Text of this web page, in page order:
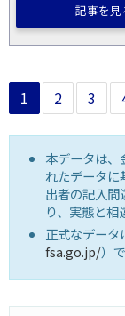
記事を見
1 2 3
本データは、
れたデータ
出者の記入間
り、実態と相
正式なデー
fsa.go.jp/）